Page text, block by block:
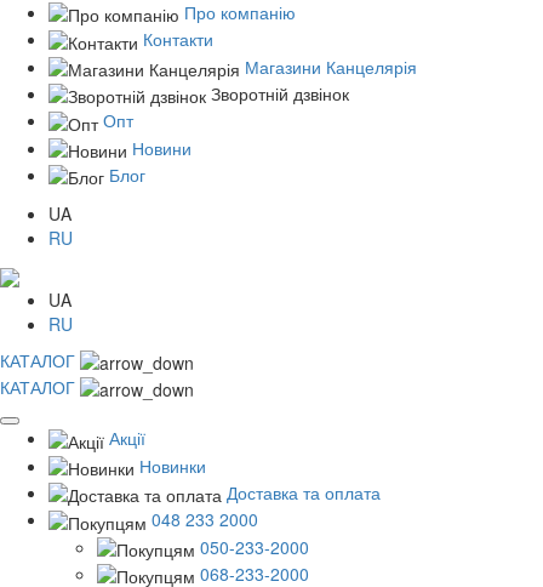
Про компанію
Контакти
Магазини Канцелярія
Зворотній дзвінок
Опт
Новини
Блог
UA
RU
UA
RU
КАТАЛОГ
КАТАЛОГ
Акції
Новинки
Доставка та оплата
048 233 2000
050-233-2000
068-233-2000